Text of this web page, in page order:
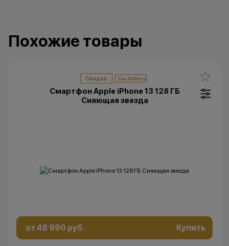
Похожие товары
Скидка
Смартфон Apple iPhone 13 128 ГБ
Сияющая звезда
от 48 990 руб. Купить